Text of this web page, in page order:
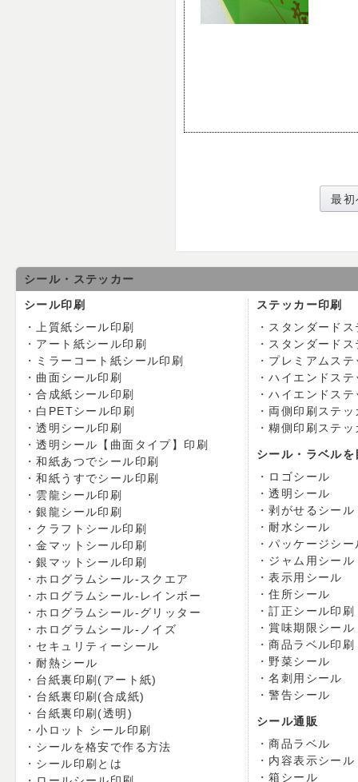
最初
シール・ステッカー
シール印刷
上質紙シール印刷
アート紙シール印刷
ミラーコート紙シール印刷
曲面シール印刷
合成紙シール印刷
白PETシール印刷
透明シール印刷
透明シール【曲面タイプ】印刷
和紙あつでシール印刷
和紙うすでシール印刷
雲龍シール印刷
銀龍シール印刷
クラフトシール印刷
金マットシール印刷
銀マットシール印刷
ホログラムシール-スクエア
ホログラムシール-レインボー
ホログラムシール-グリッター
ホログラムシール-ノイズ
セキュリティーシール
耐熱シール
台紙裏印刷(アート紙)
台紙裏印刷(合成紙)
台紙裏印刷(透明)
小ロット シール印刷
シールを格安で作る方法
シール印刷とは
ステッカー印刷
スタンダード
スタンダード
プレミアムステ
ハイエンドステ
ハイエンドス
両側印刷ステッ
糊側印刷ステッ
シール・ラベル
ロゴシール
透明シール
剥がせるシール
耐水シール
パッケージシー
ジャム用シール
表示用シール
住所シール
訂正シール印刷
賞味期限シール
商品ラベル印刷
野菜シール
名刺用シール
警告シール
シール通販
商品ラベル
内容表示シール
箱シール